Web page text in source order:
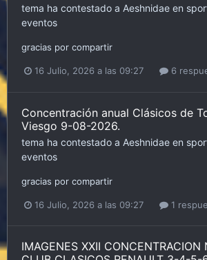
tema ha contestado a Aeshnidae en
eventos
gracias por compartir
16 Julio, 2026 a las 09:27 6
Concentración anual Clásicos de
Viesgo 9-08-2026.
tema ha contestado a Aeshnidae en
eventos
gracias por compartir
16 Julio, 2026 a las 09:27 1
IMAGENES XXII CONCENTRACION